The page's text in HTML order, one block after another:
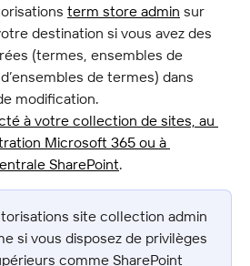
term store admin sur
destination si vous avez des
(termes, ensembles de
de termes) dans
modification.
à votre collection de sites, au
Microsoft 365 ou à
SharePoint.
site collection admin
si vous disposez de privilèges
comme SharePoint